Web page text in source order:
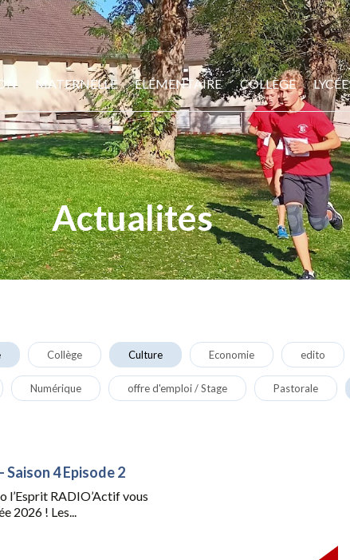
MATERNELLE ELÉMENTAIRE COLLÈGE LYCÉE
Actualités
Collège Culture Economie edito
Numérique offre d'emploi / Stage Pastorale
Saison 4 Episode 2
l’Esprit RADIO’Actif vous
2026 ! Les...